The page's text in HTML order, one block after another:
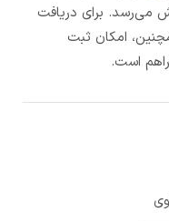
می‌رسد. برای دریافت
امکان ثبت
است.